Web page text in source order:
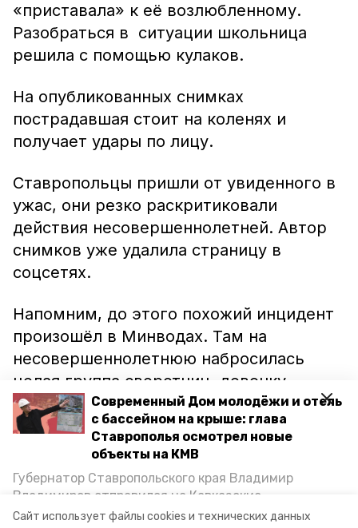
Сайт использует файлы cookies и технических данных
Современный Дом молодёжи и отель
с бассейном на крыше: глава
Ставрополья осмотрел новые
объекты на КМВ
Губернатор Ставропольского края Владимир
Владимиров отправился на Кавказские
Минеральные Воды, чтобы проинспектировать
«приставала» к её возлюбленному.
Разобраться в ситуации школьница
решила с помощью кулаков.
На опубликованных снимках
пострадавшая стоит на коленях и
получает удары по лицу.
Ставропольцы пришли от увиденного в
ужас, они резко раскритиковали
действия несовершеннолетней. Автор
снимков уже удалила страницу в
соцсетях.
Напомним, до этого похожий инцидент
произошёл в Минводах. Там на
несовершеннолетнюю набросилась
целая группа сверстниц, девочку
жестоко избили. Полицияначала
проверку инцидента, а губернатор
Владимир Владимиров направил в
Минводы специальную комиссию,
поручив разобраться в случившемся.